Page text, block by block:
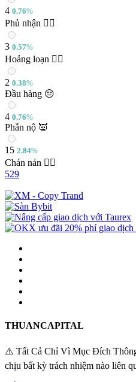
4 0.76%
Phủ nhận 🤷‍♀️
3 0.57%
Hoảng loạn 🏃‍♂️
2 0.38%
Đầu hàng 😔
4 0.76%
Phẫn nộ 👿
15 2.84%
Chán nản 🤦‍♀️
529
THUANCAPITAL
⚠️ Tất Cả Chỉ Vì Mục Đích
chịu bất kỳ trách nhiệm nào liên